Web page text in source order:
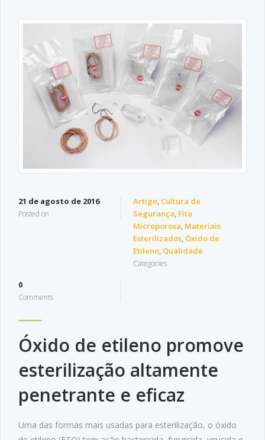
21 de agosto de 2016
Posted on
Artigo, Cultura de
Segurança, Fita
Microporosa, Materiais
Esterilizados, Óxido de
Etileno, Qualidade
Categories
0
Comments
Óxido de etileno promove
esterilização altamente
penetrante e eficaz
Uma das formas mais usadas para esterilização, o óxido